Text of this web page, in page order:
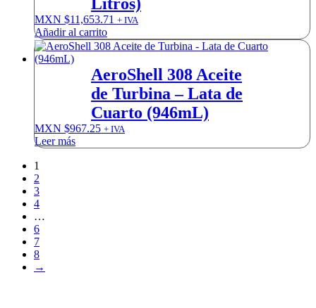
MXN $11,653.71 + IVA
Añadir al carrito
AeroShell 308 Aceite
de Turbina – Lata de
Cuarto (946mL)
MXN $967.25 + IVA
Leer más
1
2
3
4
…
6
7
8
→